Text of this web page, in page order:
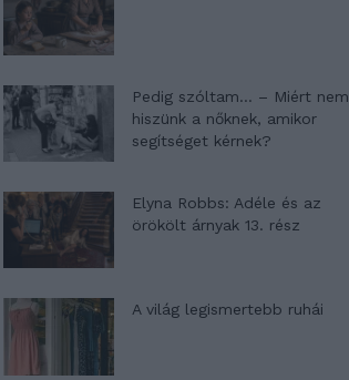
Pedig szóltam… – Miért nem
hiszünk a nőknek, amikor
segítséget kérnek?
Elyna Robbs: Adéle és az
örökölt árnyak 13. rész
A világ legismertebb ruhái